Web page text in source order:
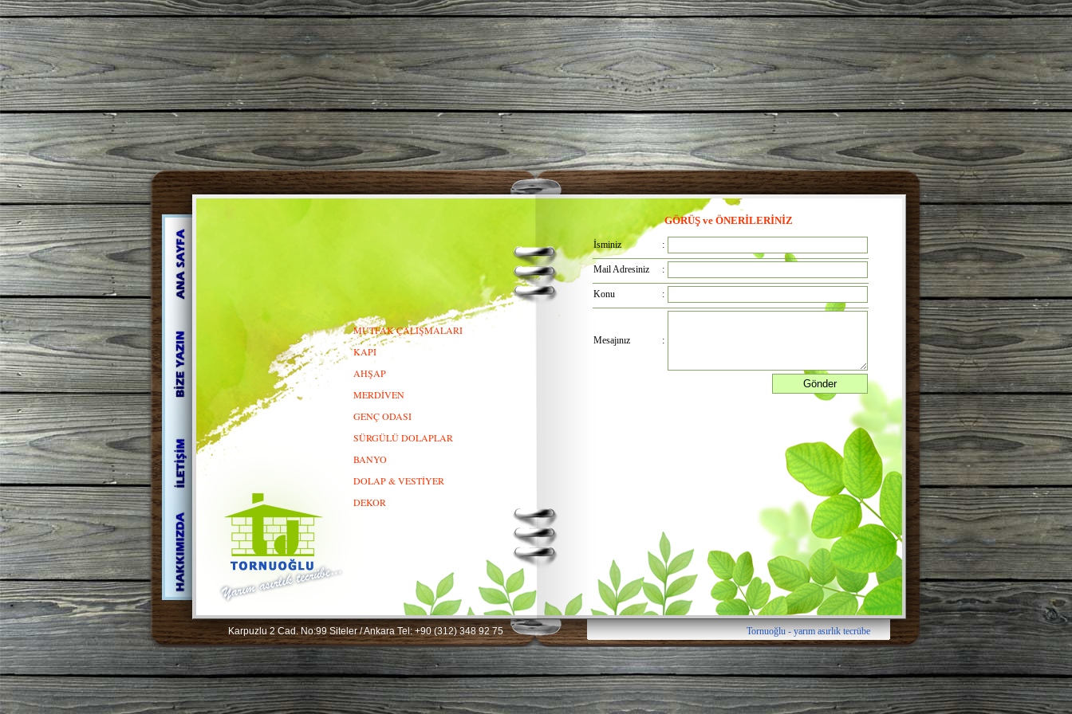
MUTFAK ÇALIŞMALARI
KAPI
AHŞAP
MERDİVEN
GENÇ ODASI
SÜRGÜLÜ DOLAPLAR
BANYO
DOLAP & VESTİYER
DEKOR
GÖRÜŞ ve ÖNERİLERİNİZ
İsminiz :
Mail Adresiniz :
Konu :
Mesajınız :
Karpuzlu 2 Cad. No:99 Siteler / Ankara Tel: +90 (312) 348 92 75 Tornuoğlu - yarım asırlık tecrübe